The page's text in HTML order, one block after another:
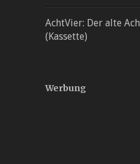
AchtVier: Der alte
(Kassette)
Werbung